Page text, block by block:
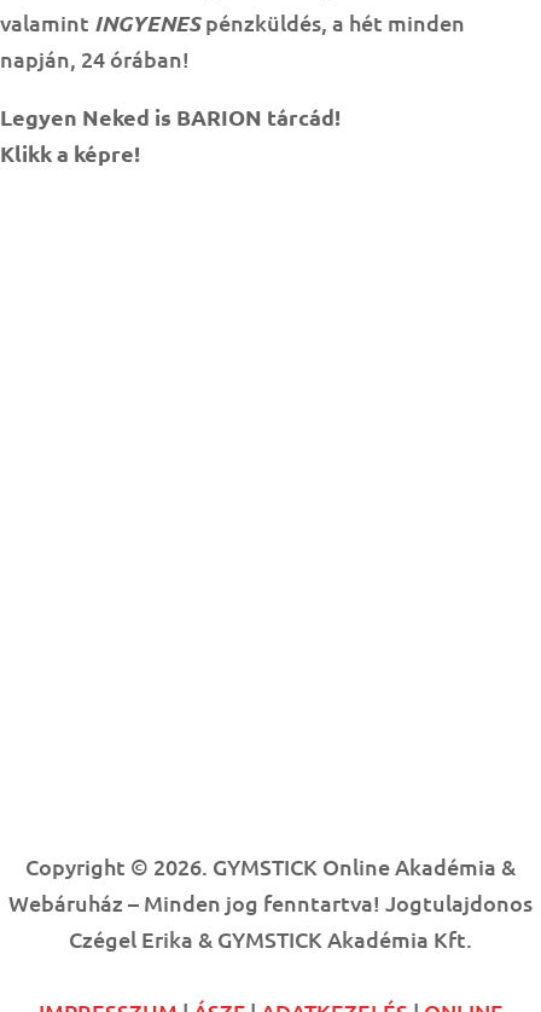
valamint INGYENES pénzküldés, a hét minden
napján, 24 órában!
Legyen Neked is BARION tárcád!
Klikk a képre!
Copyright © 2026. GYMSTICK Online Akadémia &
Webáruház – Minden jog fenntartva! Jogtulajdonos
Czégel Erika & GYMSTICK Akadémia Kft.